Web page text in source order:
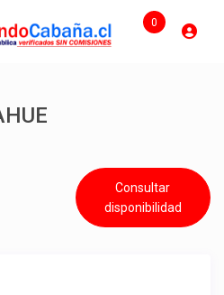
0
Consultar
disponibilidad